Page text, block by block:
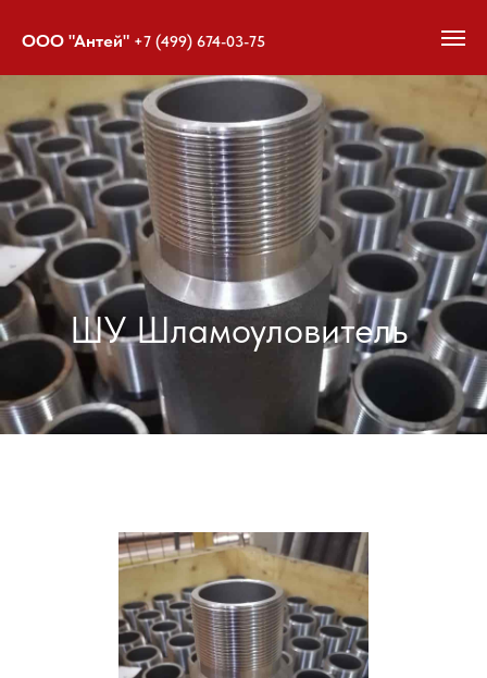
ООО "Антей" +7 (499) 674-03-75
купить шламоуловитель,
Шламоуловитель ЭЦН ,
Шламоуловитель УЭЦН
ЗИП ШГН
ШУ Шламоуловитель